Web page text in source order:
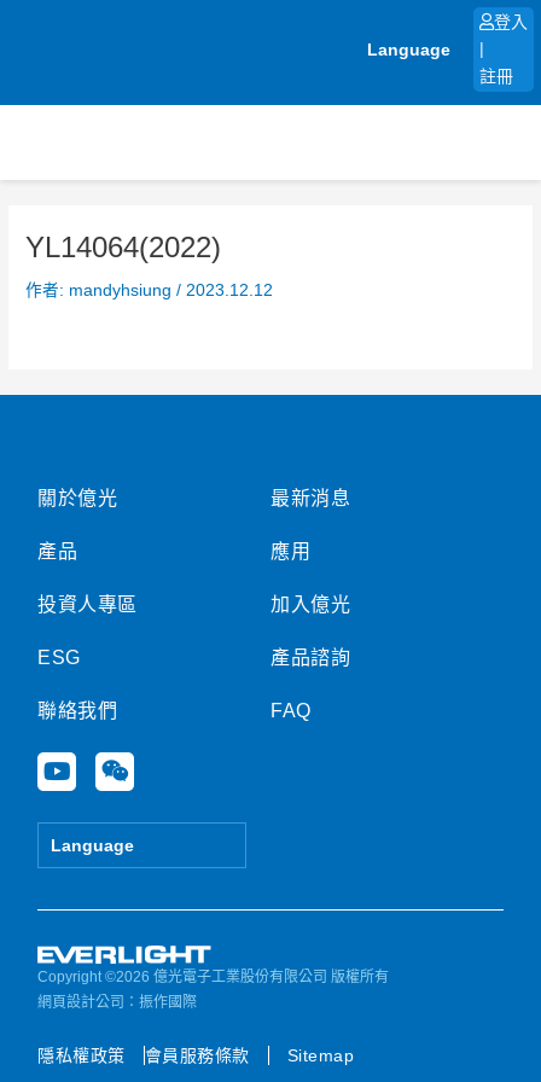
Language
登入
註冊
YL14064(2022)
作者: mandyhsiung/ 2023.12.12
關於億光
產品
投資人專區
ESG
聯絡我們
Y
o
u
e
W
e
i
Language
最新消息
應用
加入億光
產品諮詢
FAQ
Copyright ©2026 億光電子工業股份有限公司 版權所有
網頁設計公司 ：振作國際
隱私權政策 會員服務條款 Sitemap